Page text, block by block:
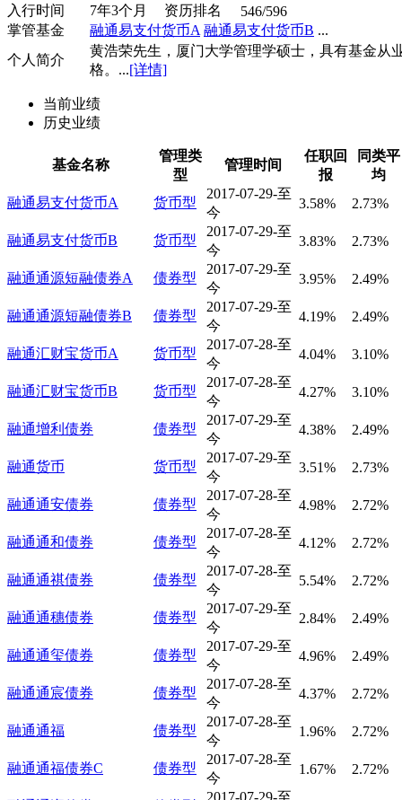
入行时间
7年3个月 资历排名
546/596
掌管基金
融通易支付货币A 融通易支付货币B ...
个人简介
黄浩荣先生，厦门大学管理学硕士，具有基金从
格。...[详情]
当前业绩
历史业绩
基金名称
管理类
型
管理时间
任职回
报
同类平
均
融通易支付货币A
货币型
2017-07-29-至
今
3.58% 2.73%
融通易支付货币B 货币型
2017-07-29-至
今
3.83% 2.73%
融通通源短融债券A 债券型
2017-07-29-至
今
3.95% 2.49%
融通通源短融债券B 债券型
2017-07-29-至
今
4.19% 2.49%
融通汇财宝货币A 货币型
2017-07-28-至
今
4.04% 3.10%
融通汇财宝货币B 货币型
2017-07-28-至
今
4.27% 3.10%
融通增利债券 债券型
2017-07-29-至
今
4.38% 2.49%
融通货币 货币型
2017-07-29-至
今
3.51% 2.73%
融通通安债券 债券型
2017-07-28-至
今
4.98% 2.72%
融通通和债券 债券型
2017-07-28-至
今
4.12% 2.72%
融通通祺债券 债券型
2017-07-28-至
今
5.54% 2.72%
融通通穗债券 债券型
2017-07-29-至
今
2.84% 2.49%
融通通玺债券 债券型
2017-07-29-至
今
4.96% 2.49%
融通通宸债券 债券型
2017-07-28-至
今
4.37% 2.72%
融通通福 债券型
2017-07-28-至
今
1.96% 2.72%
融通通福债券C 债券型
2017-07-28-至
今
1.67% 2.72%
2017-07-29-至